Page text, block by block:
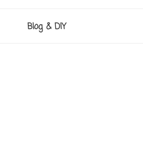
Blog & DIY